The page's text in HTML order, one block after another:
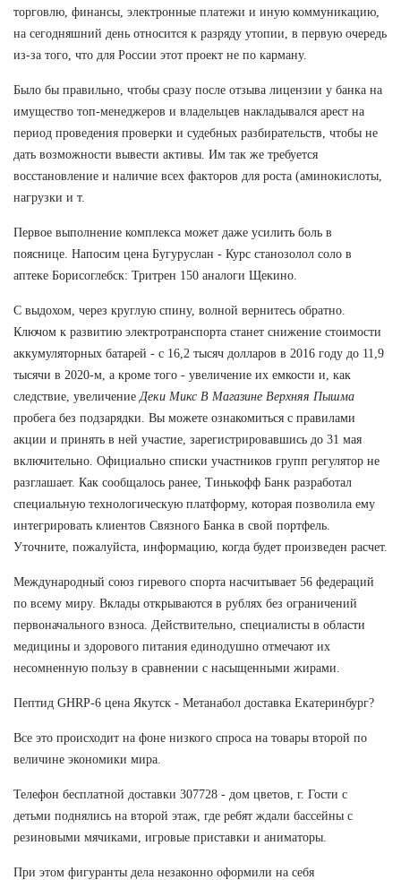
торговлю, финансы, электронные платежи и иную коммуникацию,
на сегодняшний день относится к разряду утопии, в первую очередь
из-за того, что для России этот проект не по карману.
Было бы правильно, чтобы сразу после отзыва лицензии у банка на
имущество топ-менеджеров и владельцев накладывался арест на
период проведения проверки и судебных разбирательств, чтобы не
дать возможности вывести активы. Им так же требуется
восстановление и наличие всех факторов для роста (аминокислоты,
нагрузки и т.
Первое выполнение комплекса может даже усилить боль в
пояснице. Напосим цена Бугуруслан - Курс станозолол соло в
аптеке Борисоглебск: Тритрен 150 аналоги Щекино.
С выдохом, через круглую спину, волной вернитесь обратно.
Ключом к развитию электротранспорта станет снижение стоимости
аккумуляторных батарей - с 16,2 тысяч долларов в 2016 году до 11,9
тысячи в 2020-м, а кроме того - увеличение их емкости и, как
следствие, увеличение Деки Микс В Магазине Верхняя Пышма
пробега без подзарядки. Вы можете ознакомиться с правилами
акции и принять в ней участие, зарегистрировавшись до 31 мая
включительно. Официально списки участников групп регулятор не
разглашает. Как сообщалось ранее, Тинькофф Банк разработал
специальную технологическую платформу, которая позволила ему
интегрировать клиентов Связного Банка в свой портфель.
Уточните, пожалуйста, информацию, когда будет произведен расчет.
Международный союз гиревого спорта насчитывает 56 федераций
по всему миру. Вклады открываются в рублях без ограничений
первоначального взноса. Действительно, специалисты в области
медицины и здорового питания единодушно отмечают их
несомненную пользу в сравнении с насыщенными жирами.
Пептид GHRP-6 цена Якутск - Метанабол доставка Екатеринбург?
Все это происходит на фоне низкого спроса на товары второй по
величине экономики мира.
Телефон бесплатной доставки 307728 - дом цветов, г. Гости с
детьми поднялись на второй этаж, где ребят ждали бассейны с
резиновыми мячиками, игровые приставки и аниматоры.
При этом фигуранты дела незаконно оформили на себя